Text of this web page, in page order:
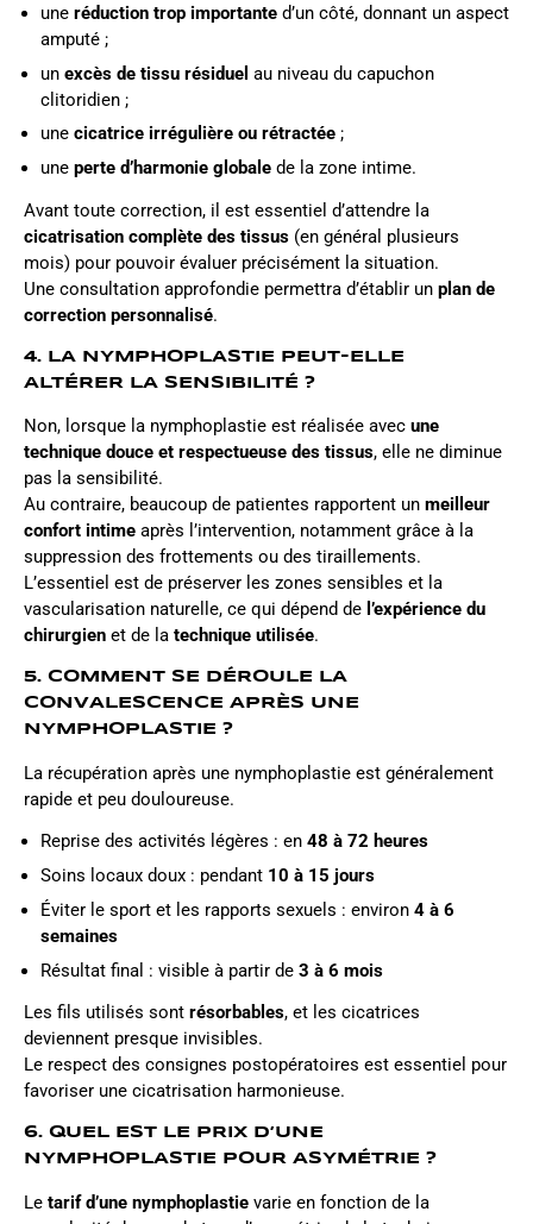
une réduction trop importanted’un côté, donnant un aspect
amputé ;
un excès de tissu résiduel au niveau du capuchon
clitoridien ;
une cicatrice irrégulière ou rétractée;
une perte d’harmonie globalede la zone intime.
Avant toute correction, il est essentiel d’attendre la
cicatrisation complète des tissus (en général plusieurs
mois) pour pouvoir évaluer précisément la situation.
Une consultation approfondie permettra d’établir un plan de
correction personnalisé.
4. LA NYMPHOPLASTIE PEUT-ELLE
ALTÉRER LA SENSIBILITÉ ?
Non, lorsque la nymphoplastie est réalisée avec une
technique douce et respectueuse des tissus, elle ne diminue
pas la sensibilité.
Au contraire, beaucoup de patientes rapportent un meilleur
confort intime après l’intervention, notamment grâce à la
suppression des frottements ou des tiraillements.
L’essentiel est de préserver les zones sensibles et la
vascularisation naturelle, ce qui dépend de l’expérience du
chirurgien et de la technique utilisée.
5. COMMENT SE DÉROULE LA
CONVALESCENCE APRÈS UNE
NYMPHOPLASTIE ?
La récupération après une nymphoplastie est généralement
rapide et peu douloureuse.
Reprise des activités légères : en 48 à 72 heures
Soins locaux doux : pendant 10 à 15 jours
Éviter le sport et les rapports sexuels : environ 4 à 6
semaines
Résultat final : visible à partir de 3 à 6 mois
Les fils utilisés sont résorbables, et les cicatrices
deviennent presque invisibles.
Le respect des consignes postopératoires est essentiel pour
favoriser une cicatrisation harmonieuse.
6. QUEL EST LE PRIX D’UNE
NYMPHOPLASTIE POUR ASYMÉTRIE ?
Le tarif d’une nymphoplastie varie en fonction de la